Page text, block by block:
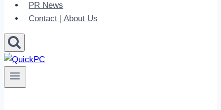
PR News
Contact | About Us